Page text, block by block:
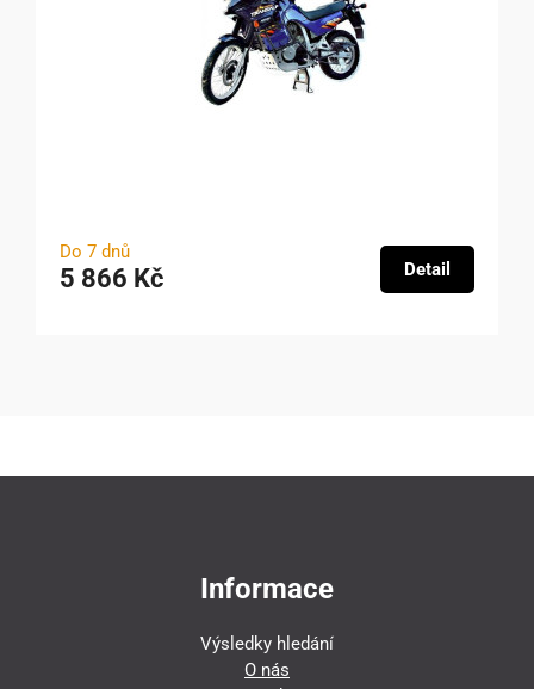
Do 7 dnů
5 866 Kč Detail
Informace
Výsledky hledání
O nás